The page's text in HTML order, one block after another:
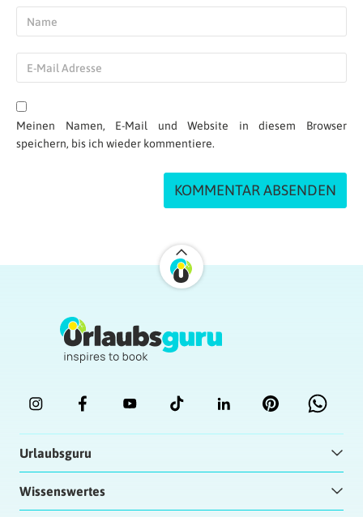
Meinen Namen, E-Mail und Website in diesem Browser
speichern, bis ich wieder kommentiere.
Urlaubsguru
Wissenswertes